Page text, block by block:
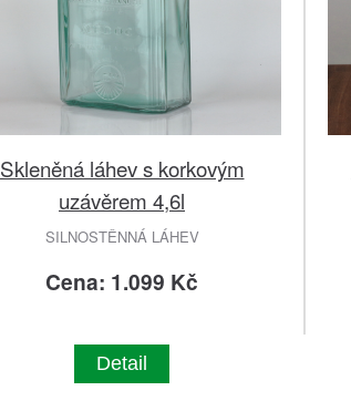
Skleněná láhev s korkovým
uzávěrem 4,6l
SILNOSTĚNNÁ LÁHEV
Cena: 1.099 Kč
Detail